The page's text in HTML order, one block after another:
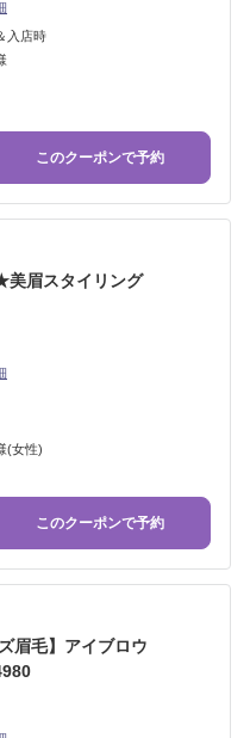
入店時
このクーポンで予約
美眉スタイリング
(女性)
このクーポンで予約
眉毛】アイブロウ